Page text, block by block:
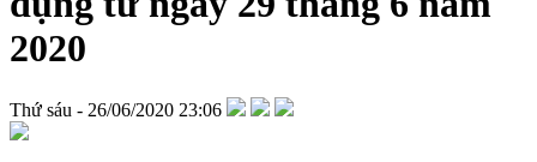
2020
Thứ sáu - 26/06/2020 23:06